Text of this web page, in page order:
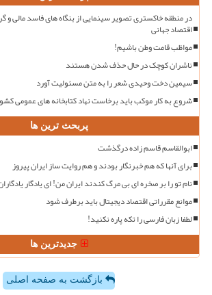
در منطقه خاکستری تصویر سینمایی از بنگاه های فاسد مالی
اقتصاد جهانی
مواظب قامت وطن باشیم!
ناشران کوچک در حال حذف شدن هستند
سیمین دخت وحیدی شعر را به متن مسئولیت آورد
شروع به کار موکب باید برخاست نهاد کتابخانه های عمومی
پربحث ترین ها
ابوالقاسم قاسم زاده درگذشت
برای آنها که هم خبرنگار بودند و هم روایت ساز ایران پیروز
نام تو را بر صخره ای بی مرگ کندند ایران من! ای یادگار
موانع مقرراتی اقتصاد دیجیتال باید برطرف شود
لطفا زبان فارسی را تکه پاره نکنید!
جدیدترین ها
بازگشت به صفحه اصلی